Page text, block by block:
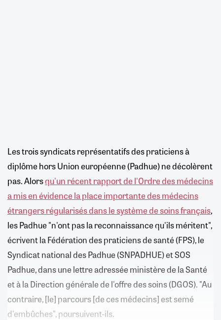
Les trois syndicats représentatifs des praticiens à
diplôme hors Union européenne (Padhue) ne décolèrent
pas. Alorsqu'un récent rapport de l'Ordre des médecins
a mis en évidence la place importante des médecins
étrangers régularisés dans le système de soins français,
les Padhue "n'ont pas la reconnaissance qu'ils méritent",
écrivent la Fédération des praticiens de santé (FPS), le
Syndicat national des Padhue (SNPADHUE) et SOS
Padhue, dans une lettre adressée ministère de la Santé
et à la Direction générale de l'offre des soins (DGOS). "Au
contraire, [le] parcours [de ces médecins] est semé
d'embûches", poursuivent-ils.